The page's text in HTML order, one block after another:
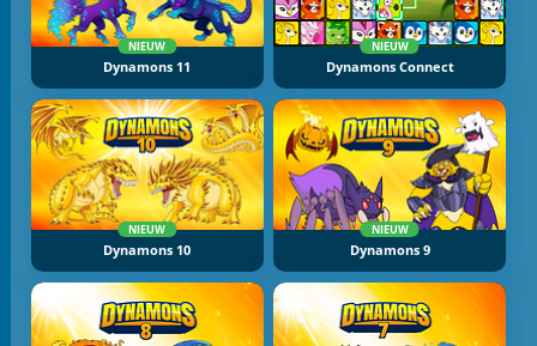
NIEUW
Dynamons 11
NIEUW
Dynamons Connect
NIEUW
Dynamons 10
NIEUW
Dynamons 9